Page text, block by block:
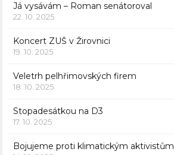
Já vysávám – Roman senátoroval
22. 10. 2025
Koncert ZUŠ v Žirovnici
19. 10. 2025
Veletrh pelhřimovských firem
18. 10. 2025
Stopadesátkou na D3
17. 10. 2025
Bojujeme proti klimatickým aktivistům